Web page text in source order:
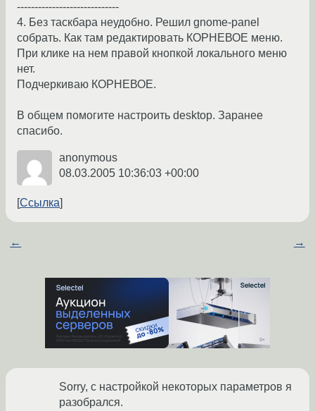
-----------------------------
4. Без таскбара неудобно. Решил gnome-panel
собрать. Как там редактировать КОРНЕВОЕ меню.
При клике на нем правой кнопкой локального меню
нет.
Подчеркиваю КОРНЕВОЕ.
В общем помогите настроить desktop. Заранее
спасибо.
anonymous
08.03.2005 10:36:03 +00:00
Ссылка
← →
Sorry, с настройкой некоторых параметров я
разобрался.